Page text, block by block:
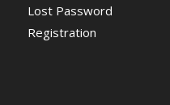
Lost Password
Registration